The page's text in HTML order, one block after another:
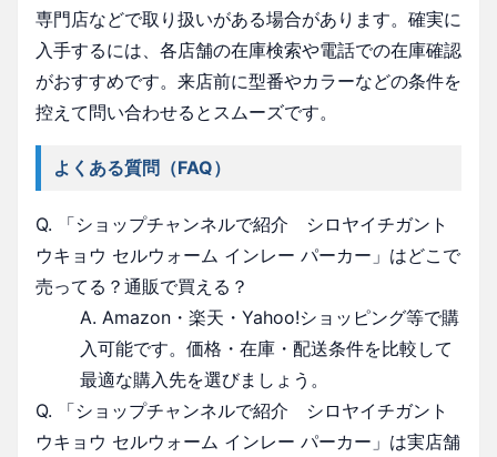
専門店などで取り扱いがある場合があります。確実に
入手するには、各店舗の在庫検索や電話での在庫確認
がおすすめです。来店前に型番やカラーなどの条件を
控えて問い合わせるとスムーズです。
よくある質問（FAQ）
Q. 「ショップチャンネルで紹介 シロヤイチガント
ウキョウ セルウォーム インレー パーカー」はどこで
売ってる？通販で買える？
A. Amazon・楽天・Yahoo!ショッピング等で購
入可能です。価格・在庫・配送条件を比較して
最適な購入先を選びましょう。
Q. 「ショップチャンネルで紹介 シロヤイチガント
ウキョウ セルウォーム インレー パーカー」は実店舗